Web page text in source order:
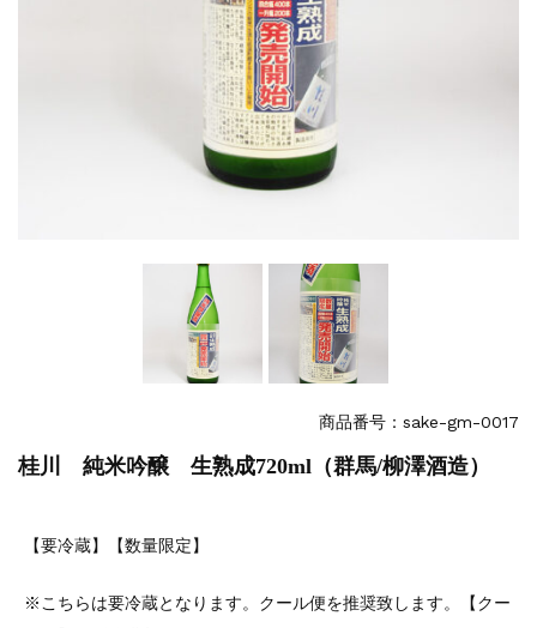
商品番号：sake-gm-0017
桂川 純米吟醸 生熟成720ml（群馬/柳澤酒造）
【要冷蔵】【数量限定】
※こちらは要冷蔵となります。クール便を推奨致します。【クー